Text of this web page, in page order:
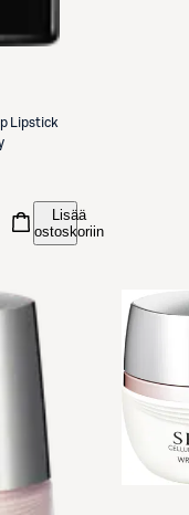
Lipstick
Lisää
ostoskoriin